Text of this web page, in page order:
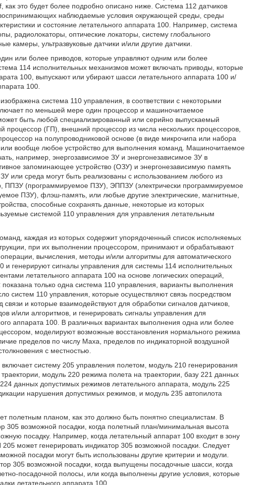
это будет более подробно описано ниже. Система 112 датчиков
воспринимающих наблюдаемые условия окружающей среды, среды
и состояние летательного аппарата 100. Например, система
радиолокаторы, оптические локаторы, систему глобального
камеры, ультразвуковые датчики и/или другие датчики.
или более приводов, которые управляют одним или более
114 исполнительных механизмов может включать приводы, которые
100, выпускают или убирают шасси летательного аппарата 100 и/
100.
система 110 управления, в соответствии с некоторыми
по меньшей мере один процессор и машиночитаемое
быть любой специализированный или серийно выпускаемый
(ГП), внешний процессор из числа нескольких процессоров,
на полупроводниковой основе (в виде микрочипа или набора
вообще любое устройство для выполнения команд. Машиночитаемое
например, энергозависимое ЗУ и энергонезависимое ЗУ в
запоминающее устройство (ОЗУ) и энергонезависимую память
или среда могут быть реализованы с использованием любого из
ППЗУ (программируемое ПЗУ), ЭППЗУ (электрически программируемое
ПЗУ), флэш-память, или любые другие электрические, магнитные,
способные сохранять данные, некоторые из которых
системой 110 управления для управления летательным
каждая из которых содержит упорядоченный список исполняемых
при их выполнении процессором, принимают и обрабатывают
вычисления, методы и/или алгоритмы для автоматического
и генерируют сигналы управления для системы 114 исполнительных
летательного аппарата 100 на основе логических операций,
только одна система 110 управления, варианты выполнения
систем 110 управления, которые осуществляют связь посредством
и которые взаимодействуют для обработки сигналов датчиков,
и/или алгоритмов, и генерировать сигналы управления для
аппарата 100. В различных вариантах выполнения одна или более
моделируют возможные восстановления нормального режима
пределов по числу Маха, пределов по индикаторной воздушной
с местностью.
систему 205 управления полетом, модуль 210 генерирования
модуль 220 режима полета на траектории, базу 221 данных
данных допустимых режимов летательного аппарата, модуль 225
нарушения допустимых режимов, и модуль 235 автопилота
полетным планом, как это должно быть понятно специалистам. В
305 возможной посадки, когда полетный план/минимальная высота
посадку. Например, когда летательный аппарат 100 входит в зону
может генерировать индикатор 305 возможной посадки. Следует
посадки могут быть использованы другие критерии и модули.
305 возможной посадки, когда выпущены посадочные шасси, когда
посадочной полосы, или когда выполнены другие условия, которые
летательного аппарата 100.